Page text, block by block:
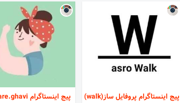
پیج اینستاگرام پروفایل ساز(walk) پیج اینستاگرام dokhtare.ghavi